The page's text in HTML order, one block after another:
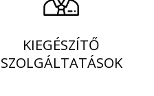
KIEGÉSZÍTŐ
SZOLGÁLTATÁSOK